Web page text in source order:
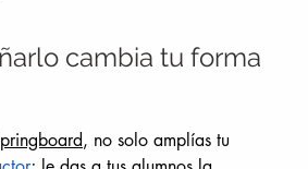
cambia tu forma
, no solo amplías tu